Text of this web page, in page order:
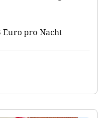
Euro pro Nacht